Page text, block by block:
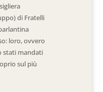
di Fratelli
loro, ovvero
stati mandati
sul più